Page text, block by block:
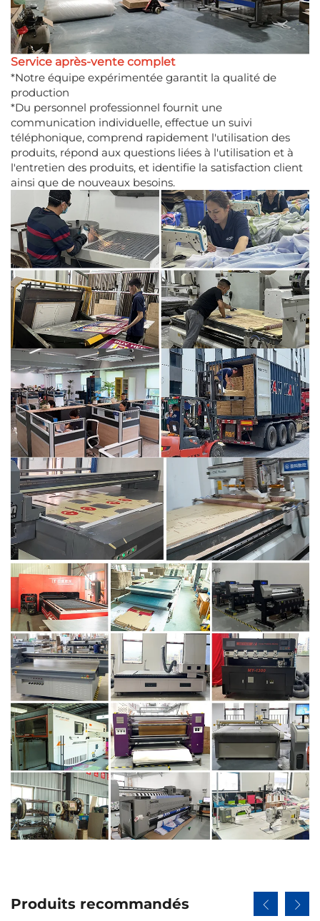
Service après-vente complet
*Notre équipe expérimentée garantit la qualité de
production
*Du personnel professionnel fournit une
communication individuelle, effectue un suivi
téléphonique, comprend rapidement l'utilisation des
produits, répond aux questions liées à l'utilisation et à
l'entretien des produits, et identifie la satisfaction client
ainsi que de nouveaux besoins.
Produits recommandés